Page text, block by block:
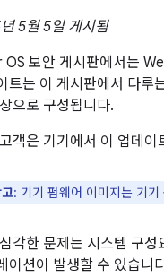
5월 5일 게시됨
OS 보안 게시판에서는
트는 이 게시판에서 다루
으로 구성됩니다.
객은 기기에서 이 업데
: 기기 펌웨어 이미지는 기
각한 문제는 시스템 구
이션이 발생할 수 있습니